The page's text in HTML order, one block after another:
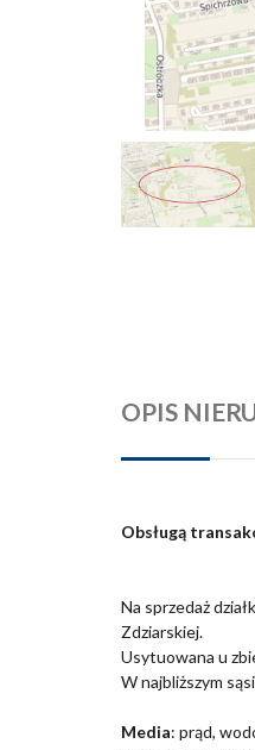
OPIS
Obsługą
Na sprzedaż
Zdziarskiej.
Usytuowana u
W najbliższym
Media: prąd,